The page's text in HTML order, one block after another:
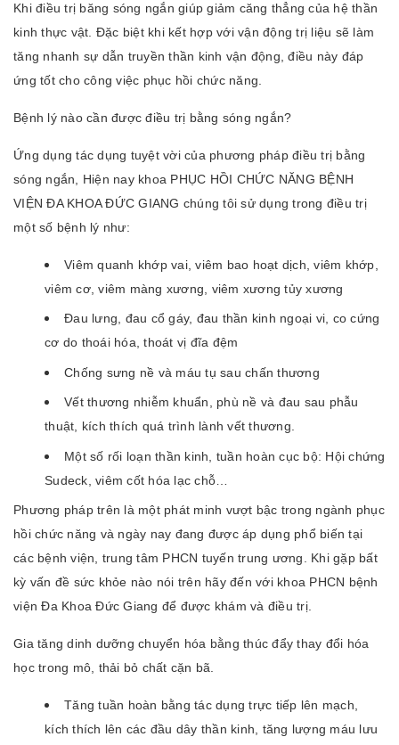
Khi điều trị băng sóng ngắn giúp giảm căng thẳng của hệ thần
kinh thực vật. Đặc biệt khi kết hợp với vận động trị liệu sẽ làm
tăng nhanh sự dẫn truyền thần kinh vận động, điều này đáp
ứng tốt cho công việc phục hồi chức năng.
Bệnh lý nào cần được điều trị bằng sóng ngắn?
Ứng dụng tác dụng tuyệt vời của phương pháp điều trị bằng
sóng ngắn, Hiện nay khoa PHỤC HỒI CHỨC NĂNG BỆNH
VIỆN ĐA KHOA ĐỨC GIANG chúng tôi sử dụng trong điều trị
một số bệnh lý như:
Viêm quanh khớp vai, viêm bao hoạt dịch, viêm khớp,
viêm cơ, viêm màng xương, viêm xương tủy xương
Đau lưng, đau cổ gáy, đau thần kinh ngoại vi, co cứng
cơ do thoái hóa, thoát vị đĩa đệm
Chống sưng nề và máu tụ sau chấn thương
Vết thương nhiễm khuẩn, phù nề và đau sau phẫu
thuật, kích thích quá trình lành vết thương.
Một số rối loạn thần kinh, tuần hoàn cục bộ: Hội chứng
Sudeck, viêm cốt hóa lạc chỗ…
Phương pháp trên là một phát minh vượt bậc trong ngành phục
hồi chức năng và ngày nay đang được áp dụng phổ biến tại
các bệnh viện, trung tâm PHCN tuyến trung ương. Khi gặp bất
kỳ vấn đề sức khỏe nào nói trên hãy đến với khoa PHCN bệnh
viện Đa Khoa Đức Giang để được khám và điều trị.
Gia tăng dinh dưỡng chuyển hóa bằng thúc đẩy thay đổi hóa
học trong mô, thải bỏ chất cặn bã.
Tăng tuần hoàn bằng tác dụng trực tiếp lên mạch,
kích thích lên các đầu dây thần kinh, tăng lượng máu lưu